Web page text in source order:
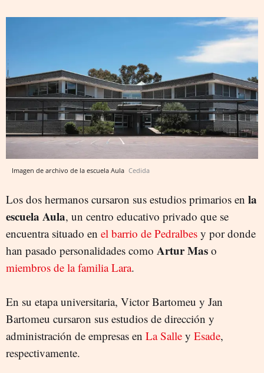
Imagen de archivo de la escuela Aula Cedida
Los dos hermanos cursaron sus estudios primarios en la
escuela Aula, un centro educativo privado que se
encuentra situado en el barrio de Pedralbes y por donde
han pasado personalidades como Artur Mas o
miembros de la familia Lara.
En su etapa universitaria, Victor Bartomeu y Jan
Bartomeu cursaron sus estudios de dirección y
administración de empresas en La Salle y Esade,
respectivamente.